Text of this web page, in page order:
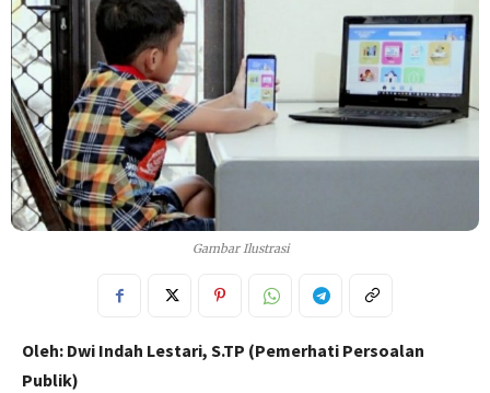
Gambar Ilustrasi
Oleh: Dwi Indah Lestari, S.TP (Pemerhati Persoalan
Publik)